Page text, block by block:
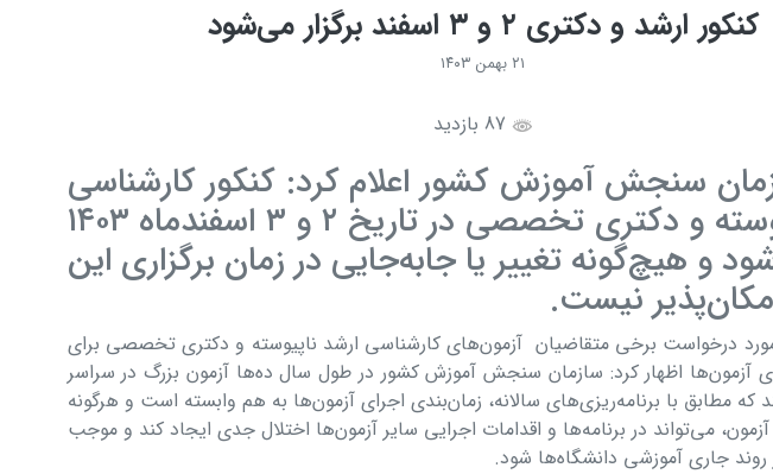
کنکور ارشد و دکتری ۲ و ۳ اسفند برگزار می‌شود
۲۱ بهمن ۱۴۰۳
سنجش آموزش کشور اعلام کرد: کنکور کارشناسی
ارشد ناپیوسته و دکتری تخصصی در تاریخ ۲ و ۳ اسفندماه ۱۴۰۳
و هیچ‌گونه تغییر یا جابه‌جایی در زمان برگزاری این
نیست.
درخواست برخی متقاضیان آزمون‌های کارشناسی ارشد ناپیوسته و دکتری تخصصی برای
آزمون‌ها اظهار کرد: سازمان سنجش آموزش کشور در طول سال ده‌ها آزمون بزرگ در سراسر
که مطابق با برنامه‌ریزی‌های سالانه، زمان‌بندی اجرای آزمون‌ها به هم وابسته است و هرگونه
می‌تواند در برنامه‌ها و اقدامات اجرایی سایر آزمون‌ها اختلال جدی ایجاد کند و موجب
روند جاری آموزشی دانشگاه‌ها شود.